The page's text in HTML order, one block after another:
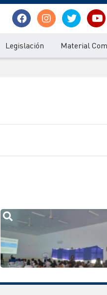
Legislación Material